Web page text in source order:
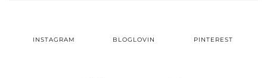
INSTAGRAM BLOGLOVIN PINTEREST